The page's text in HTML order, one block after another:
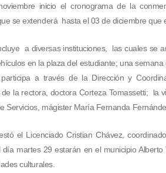
inicio el cronograma de la
se extenderá hasta el 03 de diciembre que
a diversas instituciones, las cuales se
en la plaza del estudiante; una
a través de la Dirección y
la rectora, doctora Corteza Tomassetti; la
Servicios, mágister María Fernanda
el Licenciado Cristian Chávez,
día martes 29 estarán en el municipio
culturales.